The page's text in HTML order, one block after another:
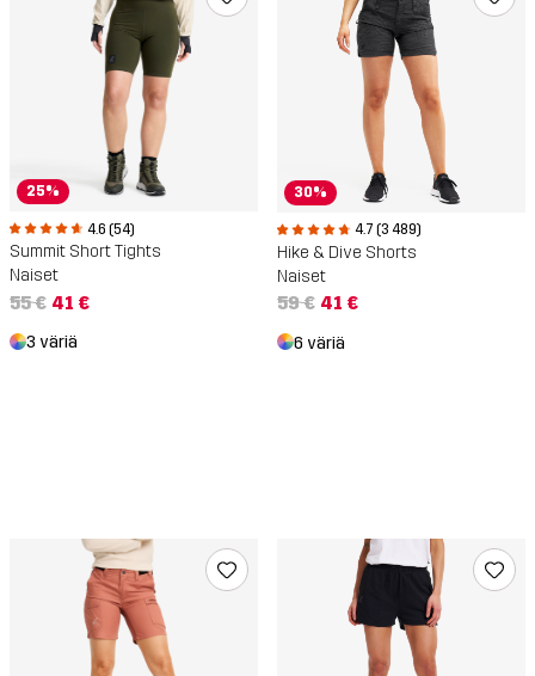
25%
4.6 (54)
Summit Short Tights
Naiset
55 € 41 €
3 väriä
30%
4.7 (3 489)
Hike & Dive Shorts
Naiset
59 € 41 €
6 väriä